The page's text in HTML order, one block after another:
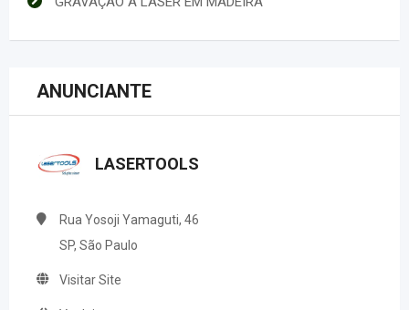
ANUNCIANTE
LASERTOOLS
Rua Yosoji Yamaguti, 46
SP, São Paulo
Visitar Site